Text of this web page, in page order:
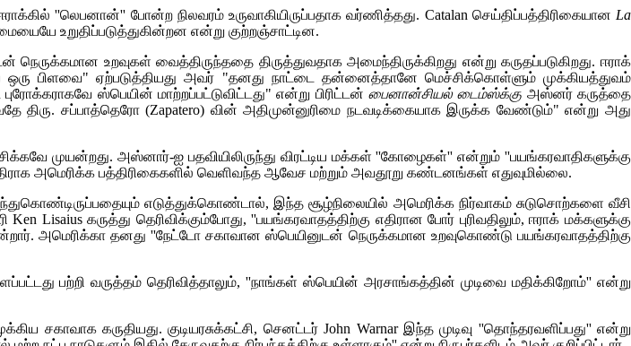
''லெபனான்'' போன்ற நிலவரம் உருவாகியிருப்பதாக வர்ணித்தது. Catalan செய்திப்பத்திரிகையான La
உறுதிப்படுத்துகின்றன என்று குற்றஞ்சாட்டின.
நெருக்கமான உறவுகள் வைத்திருந்ததை திருத்துவதாக அமைந்திருக்கிறது என்று கருதப்படுகிறது. ஈராக்
ஒரு பிளவை" ஏற்படுத்தியது அவர் "தனது நாட்டை தன்னைத்தானே மெச்சிக்கொள்ளும் முக்கியத்துவம்
ஸ்பெயின் மாற்றப்பட்டுவிட்டது" என்று பிரிட்டன் பைனான்சியல் டைம்ஸ்க்கு அஸ்னர் கருத்தை
திரு. சப்பாத்தெரோ (Zapatero) வின் அதிமுன்னுரிமை நடவடிக்கையாக இருக்க வேண்டும்" என்று அது
முயன்றது. அஸ்னார்-ஐ பதவியிலிருந்து விரட்டிய மக்கள் ''கோழைகள்'' என்றும் ''பயங்கரவாதிகளுக்கு
அமெரிக்க பத்திரிகைகளில் வெளிவந்த ஆவேச மற்றும் அவதூறு கண்டனங்கள் எதுவுமில்லை.
எடுத்துக்கொண்டால், இந்த சூழ்நிலையில் அமெரிக்க நிர்வாகம் சுடுசொற்களை வீசி
Ken Lisaiusகருத்து தெரிவிக்கும்போது, ''பயங்கரவாதத்திற்கு எதிரான போர் புரிவதிலும், ஈராக் மக்களுக்கு
அமெரிக்கா தனது ''நேட்டோ சகாவான ஸ்பெயினுடன் நெருக்கமான உறவுகொண்டு பயங்கரவாதத்திற்கு
பற்றி வருத்தம் தெரிவித்தாலும், ''நாங்கள் ஸ்பெயின் அரசாங்கத்தின் முடிவை மதிக்கிறோம்'' என்று
சகாவாக கருதியது. குடியரசுக்கட்சி, செனட்டர்John Warnarஇந்த முடிவு ''தொந்தரவளிப்பது'' என்று